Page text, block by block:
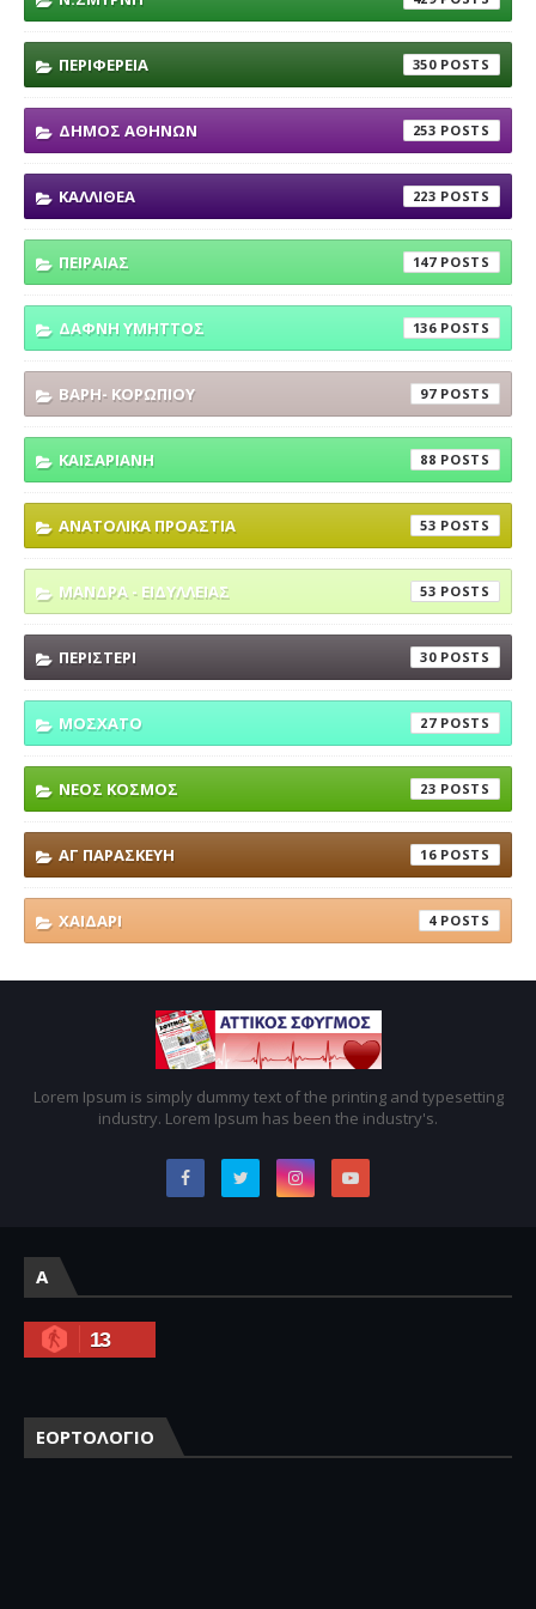
ΠΕΡΙΦΕΡΕΙΑ 350
ΔΗΜΟΣ ΑΘΗΝΩΝ 253
ΚΑΛΛΙΘΕΑ 223
ΠΕΙΡΑΙΑΣ 147
ΔΑΦΝΗ ΥΜΗΤΤΟΣ 136
ΒΑΡΗ- ΚΟΡΩΠΙΟΥ 97
ΚΑΙΣΑΡΙΑΝΗ 88
ΑΝΑΤΟΛΙΚΑ ΠΡΟΑΣΤΙΑ 53
ΜΑΝΔΡΑ - ΕΙΔΥΛΛΕΙΑΣ 53
ΠΕΡΙΣΤΕΡΙ 30
ΜΟΣΧΑΤΟ 27
ΝΕΟΣ ΚΟΣΜΟΣ 23
ΑΓ ΠΑΡΑΣΚΕΥΗ 16
ΧΑΙΔΑΡΙ 4
Lorem Ipsum is simply dummy text of the printing and typesetting
industry. Lorem Ipsum has been the industry's.
A
13
ΕΟΡΤΟΛΟΓΙΟ